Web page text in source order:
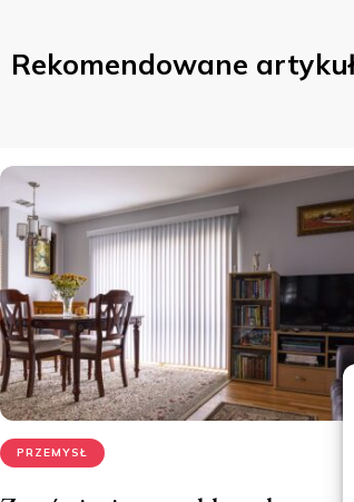
Rekomendowane
PRZEMYSŁ